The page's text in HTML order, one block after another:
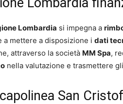
Lombardia si impegna a
a mettere a disposizione i dati
attraverso la società MM Spa,
nella valutazione e trasmettere gli
San